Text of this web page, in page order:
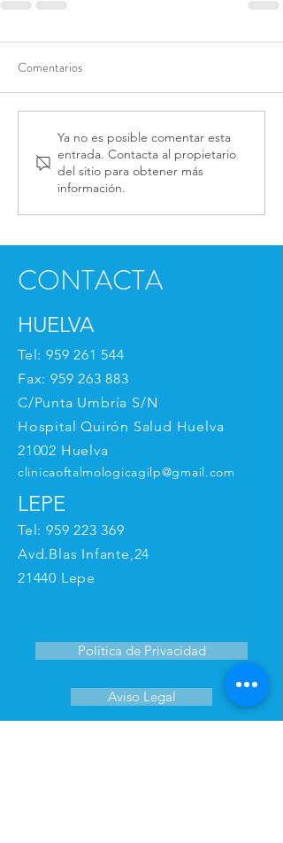
Comentarios
Ya no es posible comentar esta
entrada. Contacta al propietario
del sitio para obtener más
información.
CONTACTA
HUELVA
Tel: 959 261 544
Fax: 959 263 883
C/Punta Umbría S/N
Hospital Quirón Salud Huelva
21002 Huelva
clinicaoftalmologicagilp@gmail.com
LEPE
Tel: 959 223 369
Avd.Blas Infante,24
21440 Lepe
Política de Privacidad
Aviso Legal